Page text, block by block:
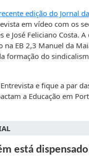
edição do Jornal da
em vídeo com os
e José Feliciano Costa.
na EB 2,3 Manuel da
formação do
e fique a par
a Educação em
está